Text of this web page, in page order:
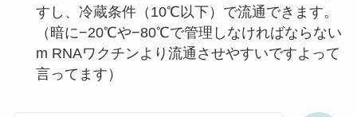
すし、冷蔵条件（10℃以下）で流通できます。
（暗に−20℃や−80℃で管理しなければならない
m RNAワクチンより流通させやすいですよって
言ってます）